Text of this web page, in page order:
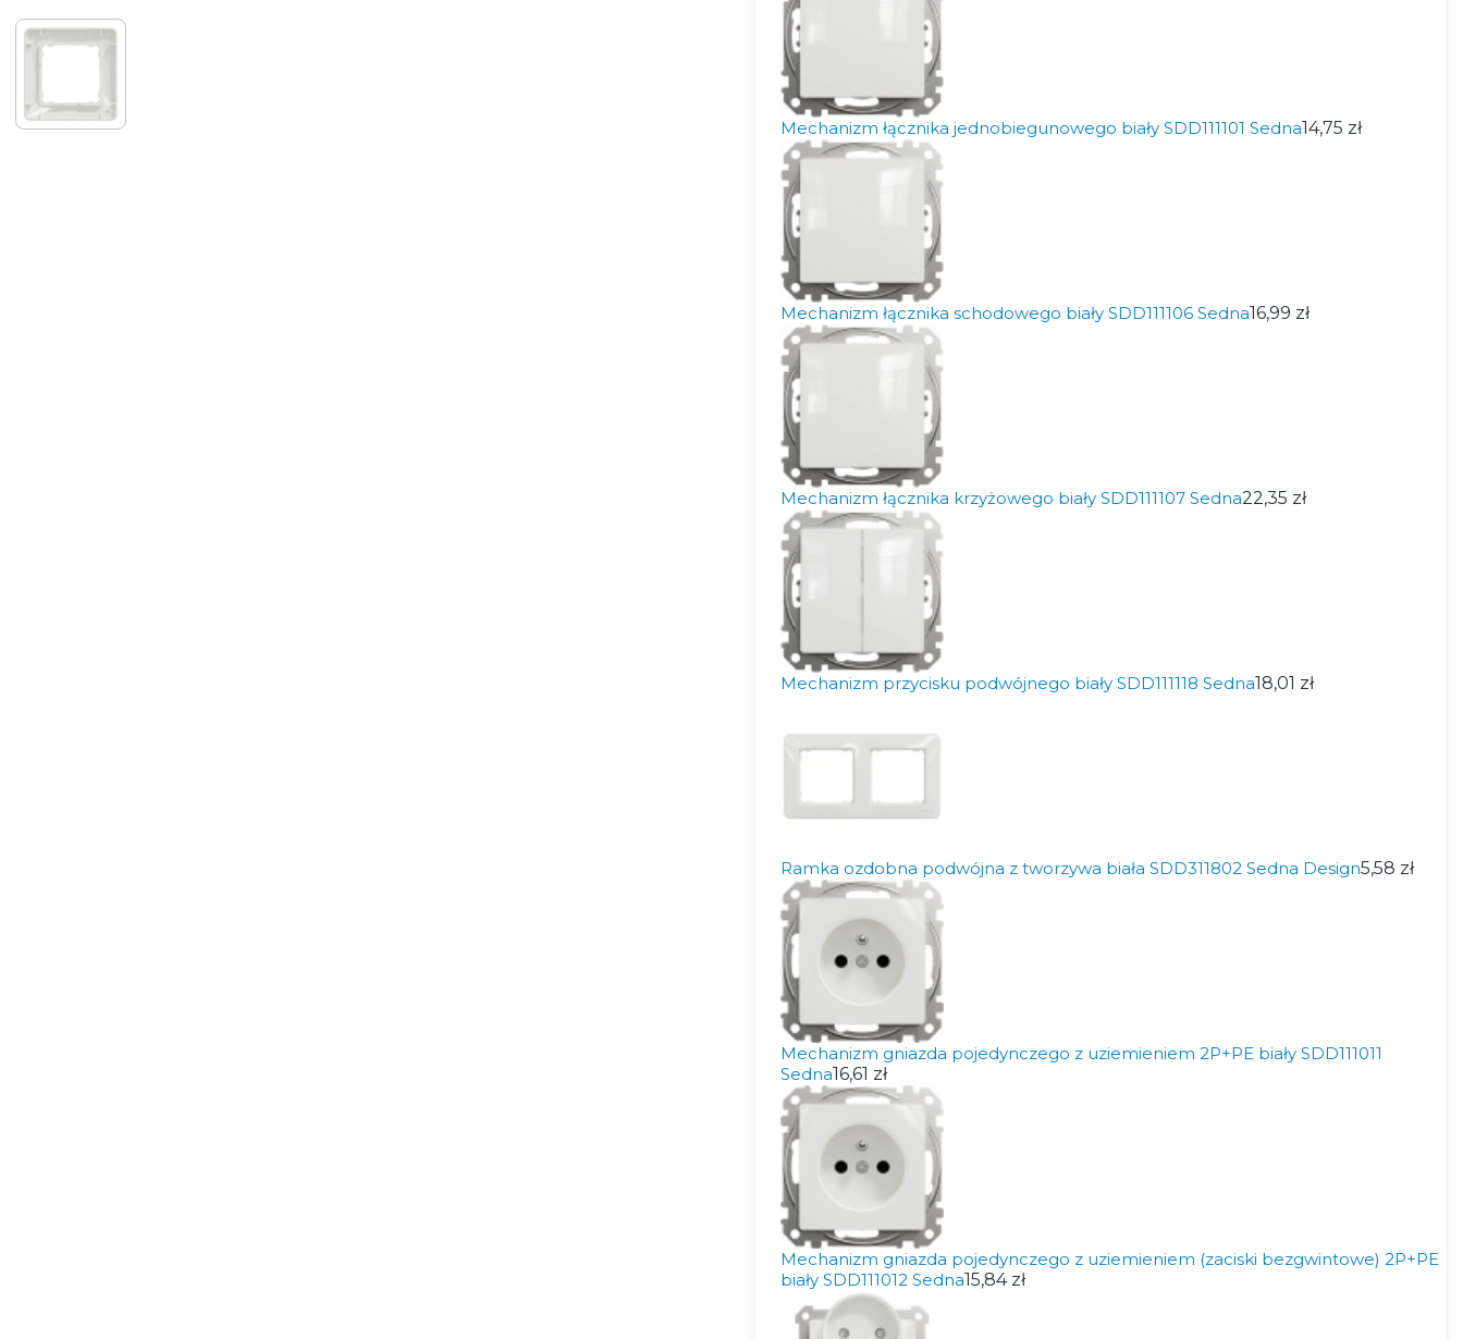
Mechanizm łącznika jednobiegunowego biały SDD111101 Sedna14,75 zł
Mechanizm łącznika schodowego biały SDD111106 Sedna16,99 zł
Mechanizm łącznika krzyżowego biały SDD111107 Sedna22,35 zł
Mechanizm przycisku podwójnego biały SDD111118 Sedna18,01 zł
Ramka ozdobna podwójna z tworzywa biała SDD311802 Sedna Design5,58 zł
Mechanizm gniazda pojedynczego z uziemieniem 2P+PE biały SDD111011
Sedna16,61 zł
Mechanizm gniazda pojedynczego z uziemieniem (zaciski bezgwintowe) 2P+PE
biały SDD111012 Sedna15,84 zł